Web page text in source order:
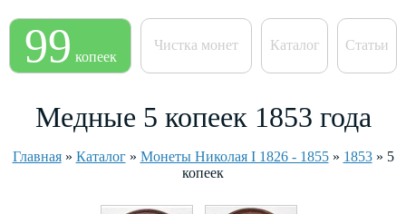
99 копеек
Чистка монет Каталог Статьи
Медные 5 копеек 1853 года
Главная» Каталог» Монеты Николая I 1826 - 1855» 1853» 5
копеек